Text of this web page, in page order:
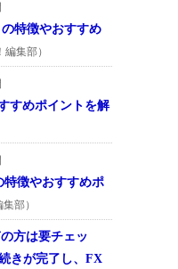
特徴やおすすめ
編集部）
すめポイントを解
特徴やおすすめポ
部）
方は要チェッ
きが完了し、FX